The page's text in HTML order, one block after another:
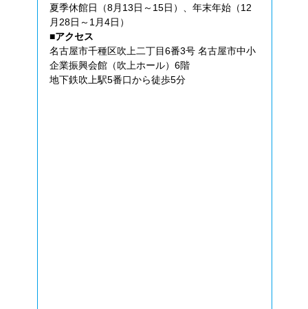
夏季休館日（8月13日～15日）、年末年始（12
月28日～1月4日）
■アクセス
名古屋市千種区吹上二丁目6番3号 名古屋市中小
企業振興会館（吹上ホール）6階
地下鉄吹上駅5番口から徒歩5分